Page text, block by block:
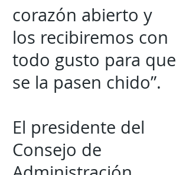
corazón abierto y
los recibiremos con
todo gusto para que
se la pasen chido”.
El presidente del
Consejo de